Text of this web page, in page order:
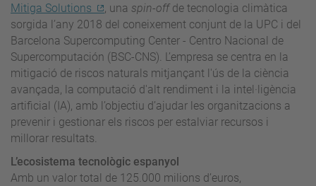
Mitiga Solutions
, una spin-offde tecnologia climàtica
sorgida l’any 2018 del coneixement conjunt de la UPC i del
Barcelona Supercomputing Center - Centro Nacional de
Supercomputación (BSC-CNS). L’empresa se centra en la
mitigació de riscos naturals mitjançant l'ús de la ciència
avançada, la computació d'alt rendiment i la intel·ligència
artificial (IA), amb l’objectiu d’ajudar les organitzacions a
prevenir i gestionar els riscos per estalviar recursos i
millorar resultats.
L’ecosistema tecnològic espanyol
Amb un valor total de 125.000 milions d’euros,